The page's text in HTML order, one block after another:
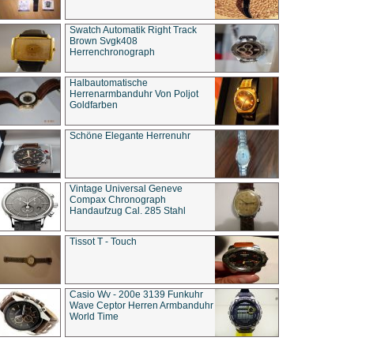
Swatch Automatik Right Track
Brown Svgk408
Herrenchronograph
Halbautomatische
Herrenarmbanduhr Von Poljot
Goldfarben
Schöne Elegante Herrenuhr
Vintage Universal Geneve
Compax Chronograph
Handaufzug Cal. 285 Stahl
Tissot T - Touch
Casio Wv - 200e 3139 Funkuhr
Wave Ceptor Herren Armbanduhr
World Time